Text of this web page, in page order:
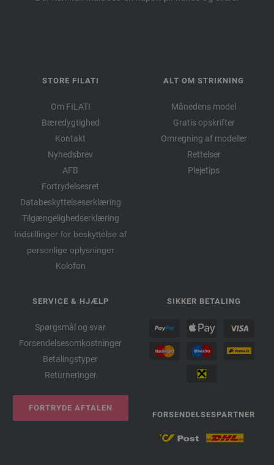
STORE FILATI
Om FILATI
Bæredygtighed
Kontakt
Nyhedsbrev
AFB
Fortrydelsesret
Databeskyttelseserklæring
Tilgængelighedserklæring
Indstillinger for beskyttelse af
personlige oplysninger
Kolofon
ALT OM STRIKNING
Månedens model
Gratis opskrifter
Omregning af modeller
Rettelser
Plejetips
SERVICE & HJÆLP
Spørgsmål og svar
Forsendelsesomkostninger
Betalingstyper
Returneringer
FORTRYDE AFTALEN
SIKKER BETALING
FORSENDELSESPARTNER